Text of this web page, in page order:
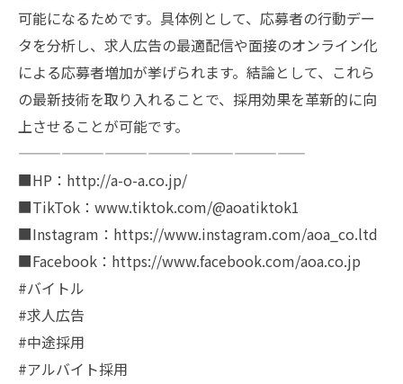
可能になるためです。具体例として、応募者の行動デー
タを分析し、求人広告の最適配信や面接のオンライン化
による応募者増加が挙げられます。結論として、これら
の最新技術を取り入れることで、採用効果を革新的に向
上させることが可能です。
————————————————————
■HP：http://a-o-a.co.jp/
■TikTok：www.tiktok.com/@aoatiktok1
■Instagram：https://www.instagram.com/aoa_co.ltd
■Facebook：https://www.facebook.com/aoa.co.jp
#バイトル
#求人広告
#中途採用
#アルバイト採用